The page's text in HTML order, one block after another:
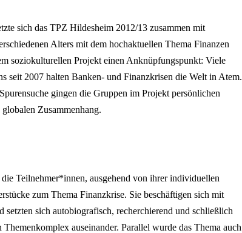
sich das TPZ Hildesheim 2012/13 zusammen mit
Alters mit dem hochaktuellen Thema Finanzen
soziokulturellen Projekt einen Anknüpfungspunkt: Viele
seit 2007 halten Banken- und Finanzkrisen die Welt in Atem.
gingen die Gruppen im Projekt persönlichen
Zusammenhang.
Teilnehmer*innen, ausgehend von ihrer individuellen
zum Thema Finanzkrise. Sie beschäftigen sich mit
sich autobiografisch, recherchierend und schließlich
auseinander. Parallel wurde das Thema auch